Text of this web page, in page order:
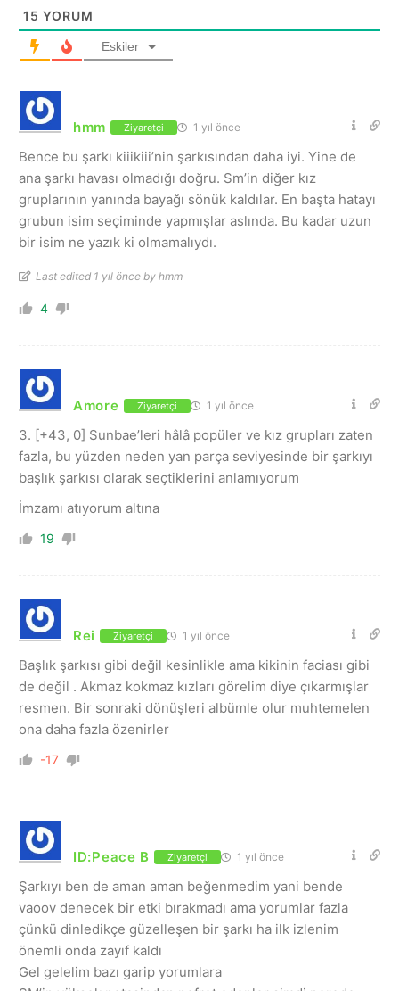
15 YORUM
Eskiler
hmm Ziyaretçi 1 yıl önce
Bence bu şarkı kiiikiii’nin şarkısından daha iyi. Yine de
ana şarkı havası olmadığı doğru. Sm’in diğer kız
gruplarının yanında bayağı sönük kaldılar. En başta hatayı
grubun isim seçiminde yapmışlar aslında. Bu kadar uzun
bir isim ne yazık ki olmamalıydı.
Last edited 1 yıl önce by hmm
4
Amore Ziyaretçi 1 yıl önce
3. [+43, 0] Sunbae’leri hâlâ popüler ve kız grupları zaten
fazla, bu yüzden neden yan parça seviyesinde bir şarkıyı
başlık şarkısı olarak seçtiklerini anlamıyorum
İmzamı atıyorum altına
19
Rei Ziyaretçi 1 yıl önce
Başlık şarkısı gibi değil kesinlikle ama kikinin faciası gibi
de değil . Akmaz kokmaz kızları görelim diye çıkarmışlar
resmen. Bir sonraki dönüşleri albümle olur muhtemelen
ona daha fazla özenirler
-17
ID:Peace B Ziyaretçi 1 yıl önce
Şarkıyı ben de aman aman beğenmedim yani bende
vaoov denecek bir etki bırakmadı ama yorumlar fazla
çünkü dinledikçe güzelleşen bir şarkı ha ilk izlenim
önemli onda zayıf kaldı
Gel gelelim bazı garip yorumlara